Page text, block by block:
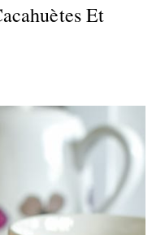
Et